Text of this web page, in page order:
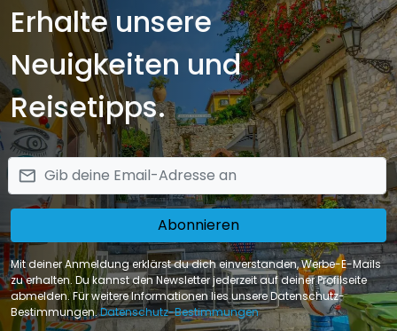
Erhalte unsere
Neuigkeiten und
Reisetipps.
email
Abonnieren
Mit deiner Anmeldung erklärst du dich einverstanden, Werbe-E-Mails
zu erhalten. Du kannst den Newsletter jederzeit auf deiner Profilseite
abmelden. Für weitere Informationen lies unsere Datenschutz-
Bestimmungen.Datenschutz-Bestimmungen